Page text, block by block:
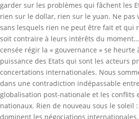
garder sur les problèmes qui fâchent les
rien sur le dollar, rien sur le yuan. Ne pas
sans lesquels rien ne peut être fait et qui
soit contraire à leurs intérêts du moment…
censée régir la « gouvernance » se heurte
puissance des Etats qui sont les acteurs
concertations internationales. Nous
dans une contradiction indépassable
globalisation post-nationale et les conflits
nationaux. Rien de nouveau sous le soleil
dominent les négociations internationales,